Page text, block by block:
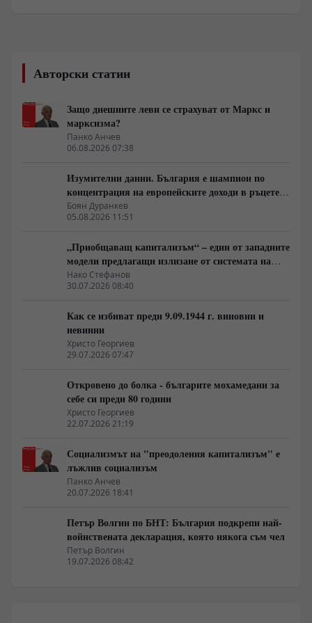
месеци нерядко се наблюдават макар и краткотрайни
снежни бури и ветрове, придружени с обилни
замръзнали водни площи. Тъй като в съвременни
условия значителна част от населението живее в
градовете, тези аномалии излагат гражданите на
особен риск.
Авторски статии
Защо днешните леви се страхуват от Маркс и
марксизма?
Панко Анчев
06.08.2026 07:38
Изумителни данни. България е шампион по
концентрация на европейските доходи в ръцете
на най-богатия 1%, надминава и САЩ
Боян Дуранкев
05.08.2026 11:51
„Приобщаващ капитализъм“ – един от западните
модели предлагащи излизане от системата на
неолиберализма
Нако Стефанов
30.07.2026 08:40
Как се избиват преди 9.09.1944 г. виновни и
невинни
Христо Георгиев
29.07.2026 07:47
Откровено до болка - българите мохамедани за
себе си преди 80 години
Христо Георгиев
22.07.2026 21:19
Социализмът на "преодоления капитализъм" е
лъжлив социализъм
Панко Анчев
20.07.2026 18:41
Петър Волгин по БНТ: България подкрепи най-
войнствената декларация, която някога съм чел
Петър Волгин
19.07.2026 08:42